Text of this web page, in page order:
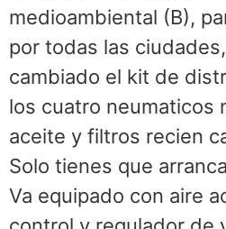
medioambiental (B),
por todas las
cambiado el kit de
los cuatro neumaticos
aceite y filtros recien
Solo tienes que
Va equipado con aire